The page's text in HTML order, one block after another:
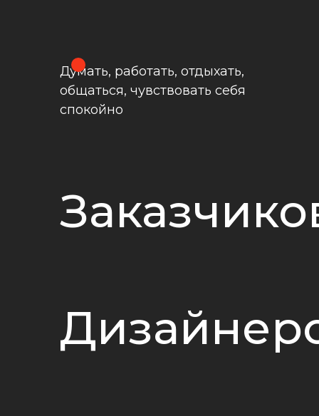
Думать, работать, отдыхать,
общаться, чувствовать себя
спокойно